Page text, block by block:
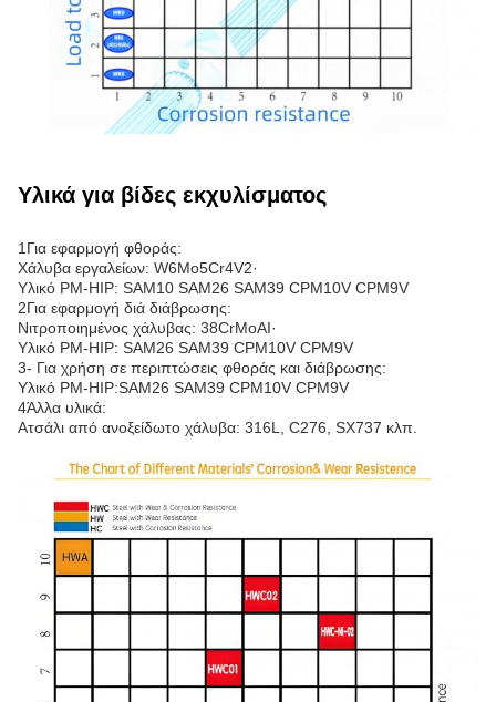
Υλικά για βίδες εκχυλίσματος
1Για εφαρμογή φθοράς:
Χάλυβα εργαλείων: W6Mo5Cr4V2·
Υλικό PM-HIP: SAM10 SAM26 SAM39 CPM10V CPM9V
2Για εφαρμογή διά διάβρωσης:
Νιτροποιημένος χάλυβας: 38CrMoAI·
Υλικό PM-HIP: SAM26 SAM39 CPM10V CPM9V
3- Για χρήση σε περιπτώσεις φθοράς και διάβρωσης:
Υλικό PM-HIP:SAM26 SAM39 CPM10V CPM9V
4Άλλα υλικά:
Ατσάλι από ανοξείδωτο χάλυβα: 316L, C276, SX737 κλπ.